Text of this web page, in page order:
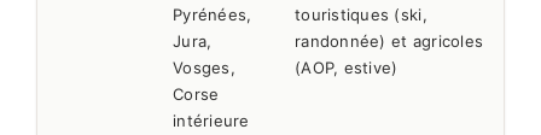
Pyrénées,
Jura,
Vosges,
Corse
intérieure
touristiques (ski,
randonnée) et agricoles
(AOP, estive)